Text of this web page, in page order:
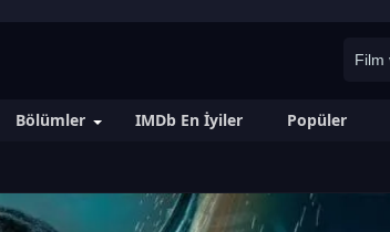
Bölümler IMDb En İyiler Popüler